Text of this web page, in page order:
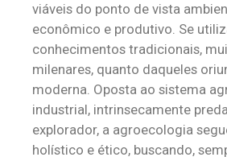
viáveis do ponto de vista
econômico e produtivo. Se
conhecimentos tradicionais,
milenares, quanto daqueles
moderna. Oposta ao sistema
industrial, intrinsecamente
explorador, a agroecologia
holístico e ético, buscando,